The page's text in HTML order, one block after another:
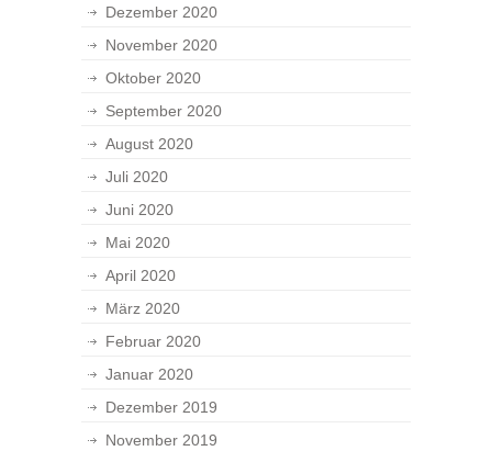
Dezember 2020
November 2020
Oktober 2020
September 2020
August 2020
Juli 2020
Juni 2020
Mai 2020
April 2020
März 2020
Februar 2020
Januar 2020
Dezember 2019
November 2019